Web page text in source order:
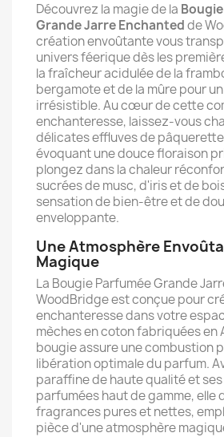
Découvrez la magie de la
Grande Jarre Enchantedde
création envoûtante vous
univers féerique dès les
la fraîcheur acidulée de la
bergamote et de la mûre pour
irrésistible. Au cœur de cette
enchanteresse, laissez-vous
délicates effluves de
évoquant une douce floraison
plongez dans la chaleur
sucrées de musc, d'iris et de
sensation de bien-être et de
enveloppante.
Une Atmosphère
Magique
La Bougie Parfumée Grande
WoodBridge est conçue pour
enchanteresse dans votre
mèches en coton fabriquées en
bougie assure une combustion
libération optimale du parfum.
paraffine de haute qualité et
parfumées haut de gamme, elle
fragrances pures et nettes,
pièce d'une atmosphère